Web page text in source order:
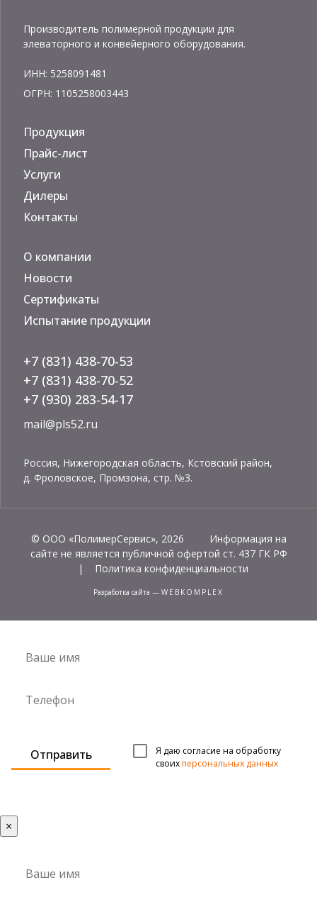
Производитель полимерной продукции для
элеваторного и конвейерного оборудования.
ИНН: 5258091481
ОГРН: 1105258003443
Продукция
Прайс-лист
Услуги
Дилеры
Контакты
О компании
Новости
Сертификаты
Испытание продукции
+7 (831) 438-70-53
+7 (831) 438-70-52
+7 (930) 283-54-17
mail@pls52.ru
Россия, Нижегородская область, Кстовский район,
д. Фроловское, Промзона, стр. №3.
© ООО «ПолимерСервис», 2026 Информация на
сайте не является публичной офертой ст. 437 ГК РФ
| Политика конфиденциальности
разработка сайта — WEBKOMPLEX
Я даю согласие на обработку
своихперсональных данных
Отправить
×